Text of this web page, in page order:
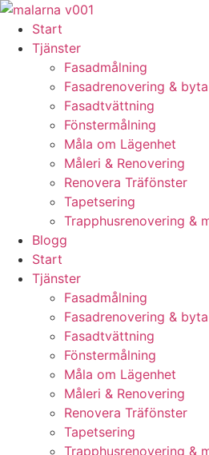
Skip
content
Start
Tjänster
Fasadmålning
Fasadrenovering &
Fasadtvättning
Fönstermålning
Måla om Lägenhet
Måleri & Renovering
Renovera Träfönster
Tapetsering
Trapphusrenovering &
Blogg
Start
Tjänster
Fasadmålning
Fasadrenovering &
Fasadtvättning
Fönstermålning
Måla om Lägenhet
Måleri & Renovering
Renovera Träfönster
Tapetsering
Trapphusrenovering &